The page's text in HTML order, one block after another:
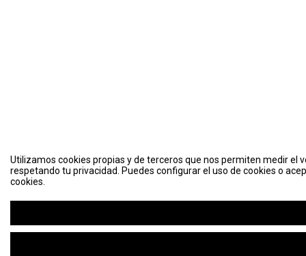
Utilizamos cookies propias y de terceros que nos permiten medir el
respetando tu privacidad. Puedes configurar el uso de cookies o
cookies.